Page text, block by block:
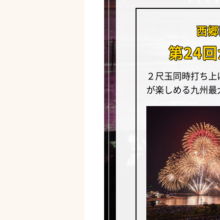
西
第24
２尺玉同時打ち
が楽しめる九州